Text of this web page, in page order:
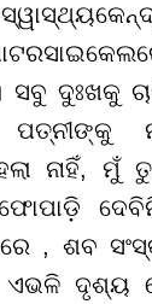
ସବୁ ଦୁଃଖକୁ
ପତ୍ନୀଙ୍କୁ
ନାହିଁ, ମୁଁ
, ଶବ
ଏଭଳି ଦୃଶ୍ୟ